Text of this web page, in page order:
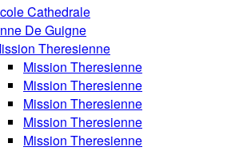
Cathedrale
De Guigne
Theresienne
Mission Theresienne
Mission Theresienne
Mission Theresienne
Mission Theresienne
Mission Theresienne